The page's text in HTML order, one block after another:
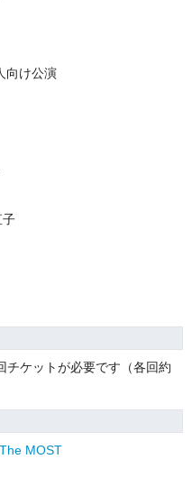
向け公演
子
ケットが必要です（各回約
MOST